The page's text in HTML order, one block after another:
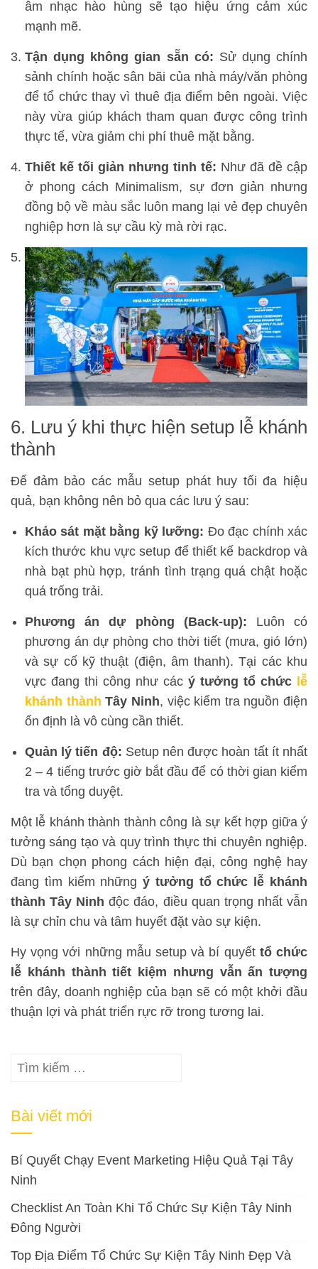
âm nhạc hào hùng sẽ tạo hiệu ứng cảm xúc
mạnh mẽ.
Tận dụng không gian sẵn có: Sử dụng chính
sảnh chính hoặc sân bãi của nhà máy/văn phòng
để tổ chức thay vì thuê địa điểm bên ngoài. Việc
này vừa giúp khách tham quan được công trình
thực tế, vừa giảm chi phí thuê mặt bằng.
Thiết kế tối giản nhưng tinh tế: Như đã đề cập
ở phong cách Minimalism, sự đơn giản nhưng
đồng bộ về màu sắc luôn mang lại vẻ đẹp chuyên
nghiệp hơn là sự cầu kỳ mà rời rạc.
6. Lưu ý khi thực hiện setup lễ khánh
thành
Để đảm bảo các mẫu setup phát huy tối đa hiệu
quả, bạn không nên bỏ qua các lưu ý sau:
Khảo sát mặt bằng kỹ lưỡng: Đo đạc chính xác
kích thước khu vực setup để thiết kế backdrop và
nhà bạt phù hợp, tránh tình trạng quá chật hoặc
quá trống trải.
Phương án dự phòng (Back-up): Luôn có
phương án dự phòng cho thời tiết (mưa, gió lớn)
và sự cố kỹ thuật (điện, âm thanh). Tại các khu
vực đang thi công như các ý tưởng tổ chức lễ
khánh thành Tây Ninh, việc kiểm tra nguồn điện
ổn định là vô cùng cần thiết.
Quản lý tiến độ: Setup nên được hoàn tất ít nhất
2 – 4 tiếng trước giờ bắt đầu để có thời gian kiểm
tra và tổng duyệt.
Một lễ khánh thành thành công là sự kết hợp giữa ý
tưởng sáng tạo và quy trình thực thi chuyên nghiệp.
Dù bạn chọn phong cách hiện đại, công nghệ hay
đang tìm kiếm nhữngý tưởng tổ chức lễ khánh
thành Tây Ninh độc đáo, điều quan trọng nhất vẫn
là sự chỉn chu và tâm huyết đặt vào sự kiện.
Hy vọng với những mẫu setup và bí quyết tổ chức
lễ khánh thành tiết kiệm nhưng vẫn ấn tượng
trên đây, doanh nghiệp của bạn sẽ có một khởi đầu
thuận lợi và phát triển rực rỡ trong tương lai.
Tìm
Bài viết mới
Bí Quyết Chạy Event Marketing Hiệu Quả Tại Tây
Ninh
Checklist An Toàn Khi Tổ Chức Sự Kiện Tây Ninh
Đông Người
Top Địa Điểm Tổ Chức Sự Kiện Tây Ninh Đẹp Và